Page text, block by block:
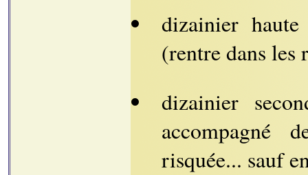
dizainier
(rentre dans les
dizainier
accompagné
risquée... sauf